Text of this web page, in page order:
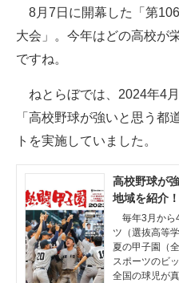
ITの今と未来を見通す
スマホと通信の最新トレンド
進化するPCとデバイスの未来
好きが集まる 比べて選べる
ビジネスと働き方のヒント
AI活用のいまが分かる
企業ITのトレンドを詳説
経営リーダーのコミュニティ
8月7日に開幕した「第
大会」。今年はどの高校が
ですね。
ねとらぼでは、2024年4
「高校野球が強いと思う都
トを実施していました。
高校野球が
地域を紹介
毎年3月から
ツ（選抜高等
夏の甲子園（
スポーツのビ
全国の球児が